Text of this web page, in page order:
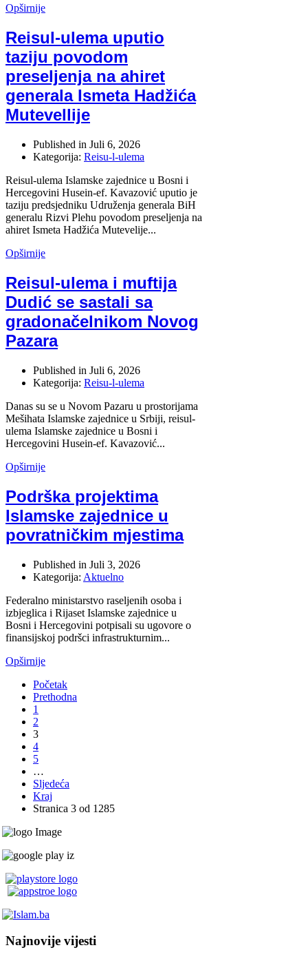
Opširnije
Reisul-ulema uputio
taziju povodom
preseljenja na ahiret
generala Ismeta Hadžića
Mutevellije
Published in Juli 6, 2026
Kategorija: Reisu-l-ulema
Reisul-ulema Islamske zajednice u Bosni i
Hercegovini Husein-ef. Kavazović uputio je
taziju predsjedniku Udruženja generala BiH
generalu Rizvi Plehu povodom preseljenja na
ahiret Ismeta Hadžića Mutevelije...
Opširnije
Reisul-ulema i muftija
Dudić se sastali sa
gradonačelnikom Novog
Pazara
Published in Juli 6, 2026
Kategorija: Reisu-l-ulema
Danas su se u Novom Pazaru u prostorijama
Mešihata Islamske zajednice u Srbiji, reisul-
ulema Islamske zajednice u Bosni i
Hercegovini Husein-ef. Kavazović...
Opširnije
Podrška projektima
Islamske zajednice u
povratničkim mjestima
Published in Juli 3, 2026
Kategorija: Aktuelno
Federalno ministarstvo raseljenih osoba i
izbjeglica i Rijaset Islamske zajednice u
Bosni i Hercegovini potpisali su ugovore o
finansijskoj podršci infrastrukturnim...
Opširnije
Početak
Prethodna
1
2
3
4
5
…
Sljedeća
Kraj
Stranica 3 od 1285
Najnovije vijesti